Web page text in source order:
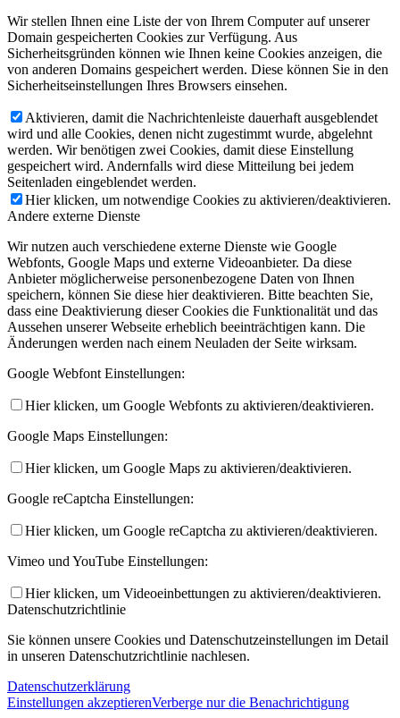
Wir stellen Ihnen eine Liste der von Ihrem Computer auf unserer
Domain gespeicherten Cookies zur Verfügung. Aus
Sicherheitsgründen können wie Ihnen keine Cookies anzeigen, die
von anderen Domains gespeichert werden. Diese können Sie in den
Sicherheitseinstellungen Ihres Browsers einsehen.
Aktivieren, damit die Nachrichtenleiste dauerhaft ausgeblendet
wird und alle Cookies, denen nicht zugestimmt wurde, abgelehnt
werden. Wir benötigen zwei Cookies, damit diese Einstellung
gespeichert wird. Andernfalls wird diese Mitteilung bei jedem
Seitenladen eingeblendet werden.
Hier klicken, um notwendige Cookies zu aktivieren/deaktivieren.
Andere externe Dienste
Wir nutzen auch verschiedene externe Dienste wie Google
Webfonts, Google Maps und externe Videoanbieter. Da diese
Anbieter möglicherweise personenbezogene Daten von Ihnen
speichern, können Sie diese hier deaktivieren. Bitte beachten Sie,
dass eine Deaktivierung dieser Cookies die Funktionalität und das
Aussehen unserer Webseite erheblich beeinträchtigen kann. Die
Änderungen werden nach einem Neuladen der Seite wirksam.
Google Webfont Einstellungen:
Hier klicken, um Google Webfonts zu aktivieren/deaktivieren.
Google Maps Einstellungen:
Hier klicken, um Google Maps zu aktivieren/deaktivieren.
Google reCaptcha Einstellungen:
Hier klicken, um Google reCaptcha zu aktivieren/deaktivieren.
Vimeo und YouTube Einstellungen:
Hier klicken, um Videoeinbettungen zu aktivieren/deaktivieren.
Datenschutzrichtlinie
Sie können unsere Cookies und Datenschutzeinstellungen im Detail
in unseren Datenschutzrichtlinie nachlesen.
Datenschutzerklärung
Einstellungen akzeptierenVerberge nur die Benachrichtigung